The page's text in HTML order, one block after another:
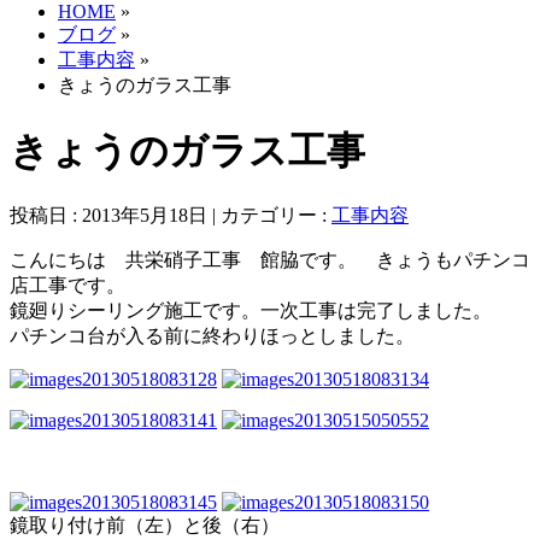
HOME »
ブログ »
工事内容 »
きょうのガラス工事
きょうのガラス工事
投稿日 : 2013年5月18日 | カテゴリー : 工事内容
こんにちは 共栄硝子工事 館脇です。 きょうもパチンコ
店工事です。
鏡廻りシーリング施工です。一次工事は完了しました。
パチンコ台が入る前に終わりほっとしました。
鏡取り付け前（左）と後（右）